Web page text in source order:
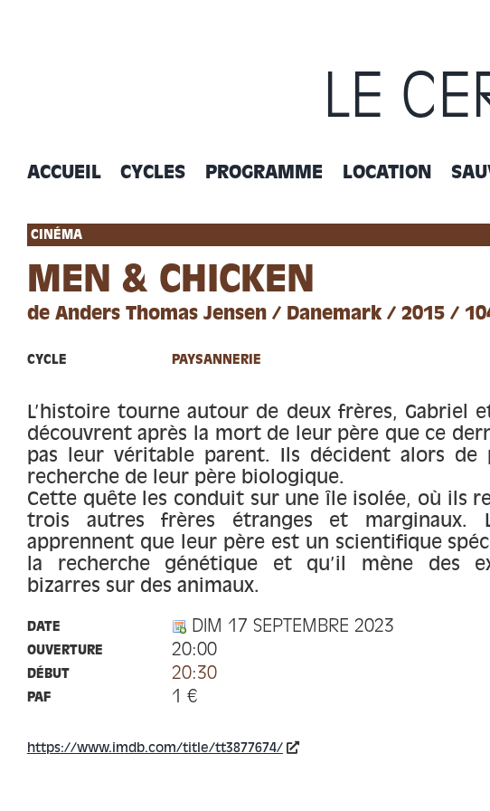
LE
ACCUEIL CYCLES PROGRAMME LOCATION
CINÉMA
MEN & CHICKEN
de Anders Thomas Jensen / Danemark / 2015 /
CYCLE PAYSANNERIE
L’histoire tourne autour de deux frères, Gabriel
découvrent après la mort de leur père que ce
pas leur véritable parent. Ils décident alors de
recherche de leur père biologique.
Cette quête les conduit sur une île isolée, où ils
trois autres frères étranges et marginaux.
apprennent que leur père est un scientifique
la recherche génétique et qu’il mène des
bizarres sur des animaux.
DATE DIM 17 SEPTEMBRE 2023
OUVERTURE 20:00
DÉBUT 20:30
PAF 1 €
https://www.imdb.com/title/tt3877674/